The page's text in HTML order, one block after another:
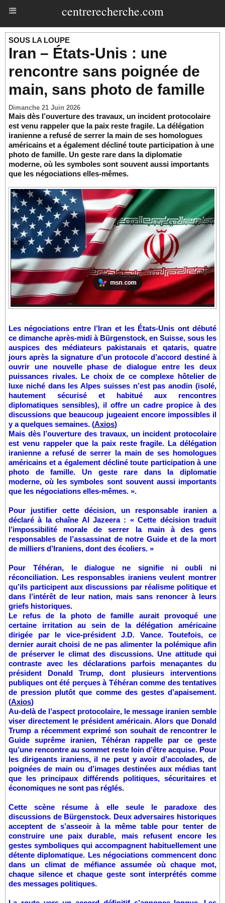
centrerecherche.com
SOUS LA LOUPE
Iran – États-Unis : une
rencontre sans poignée de
main, sans photo de famille
Dimanche 21 Juin 2026
Mais dès l’ouverture des travaux, un incident protocolaire
est venu rappeler que la paix reste fragile. La délégation
iranienne a refusé de serrer la main de ses homologues
américains et a également décliné toute participation à une
photo de famille. Un geste rare dans la diplomatie
moderne, où les symboles sont souvent aussi importants
que les négociations elles-mêmes.
Les négociations entre l’Iran et les États-Unis ont débuté
ce dimanche après-midi à Bürgenstock, en Suisse, sous les
auspices des médiateurs pakistanais et qataris, quatre
jours après la signature d’un protocole d’accord destiné à
ouvrir une nouvelle phase de dialogue entre les deux
puissances rivales. Le choix de ce complexe hôtelier de
luxe niché dans les Alpes suisses n’est pas anodin (isolé,
hautement sécurisé et habitué aux rencontres
diplomatiques sensibles), il offre un cadre propice à des
discussions que beaucoup jugeaient encore impossibles il
y a quelques semaines. (Axios)
Mais dès l’ouverture des travaux, un incident protocolaire
est venu rappeler que la paix reste fragile. La délégation
iranienne a refusé de serrer la main de ses homologues
américains et a également décliné toute participation à une
photo de famille. Un geste rare dans la diplomatie
moderne, où les symboles sont souvent aussi importants
que les négociations elles-mêmes. ».
Pour justifier cette décision, un responsable iranien a
déclaré à la chaîne Al Jazeera : « Cette décision traduit
l’impossibilité morale de serrer la main à des gens
responsables de l’assassinat de notre Guide et de la mort
de milliers d’Iraniens, dont des écoliers. »
Pour Téhéran, le dialogue ne signifie ni oubli ni
réconciliation. Les responsables iraniens veulent montrer
qu’ils participent aux discussions par réalisme politique et
dans l’intérêt de leur nation, mais sans renoncer à leurs
griefs historiques.
Le refus de la photo de famille aurait provoqué une
certaine irritation au sein de la délégation américaine
dirigée par le vice-président J.D. Vance. Toutefois, ce
dernier aurait choisi de ne pas alimenter la polémique afin
de préserver le climat des discussions. Une attitude qui
contraste avec les déclarations parfois menaçantes du
président Donald Trump, dont plusieurs interventions
publiques ont été perçues à Téhéran comme des tentatives
de pression plutôt que comme des gestes d’apaisement.
(Axios)
Au-delà de l’aspect protocolaire, le message iranien semble
viser directement le président américain. Alors que Donald
Trump a récemment exprimé son souhait de rencontrer le
Guide suprême iranien, Téhéran rappelle par ce geste
qu’une rencontre au sommet reste loin d’être acquise. Pour
les dirigeants iraniens, il ne peut y avoir d’accolades, de
poignées de main ou d’images destinées aux médias tant
que les principaux différends politiques, sécuritaires et
économiques ne sont pas réglés.
Cette scène résume à elle seule le paradoxe des
discussions de Bürgenstock. Deux adversaires historiques
acceptent de s’asseoir à la même table pour tenter de
construire une paix durable, mais refusent encore les
gestes symboliques qui accompagnent habituellement une
détente diplomatique. Les négociations commencent donc
dans un climat de méfiance assumée où chaque mot,
chaque silence et chaque geste sont interprétés comme
des messages politiques.